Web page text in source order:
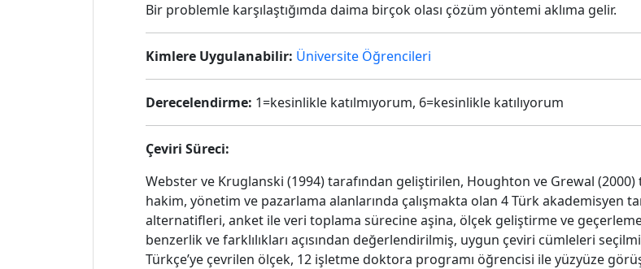
Bir problemle karşılaştığımda daima birçok olası çözüm yöntemi aklıma gelir.
Kimlere Uygulanabilir: Üniversite Öğrencileri
Derecelendirme: 1=kesinlikle katılmıyorum, 6=kesinlikle katılıyorum
Çeviri Süreci:
Webster ve Kruglanski (1994) tarafından geliştirilen, Houghton ve Grewal
hakim, yönetim ve pazarlama alanlarında çalışmakta olan 4 Türk akademisyen
alternatifleri, anket ile veri toplama sürecine aşina, ölçek geliştirme ve
benzerlik ve farklılıkları açısından değerlendirilmiş, uygun çeviri cümleleri
Türkçe’ye çevrilen ölçek, 12 işletme doktora programı öğrencisi ile yüzyüze